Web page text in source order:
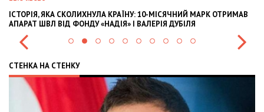
10-МІСЯЧНИЙ МАРК ОТРИМАВ
ДУБІЛЯ
OLEKSII ABASOV: HOW UKRAINIAN
INTERNATIONAL INVESTMENTS AND
СТЕНКА НА СТЕНКУ